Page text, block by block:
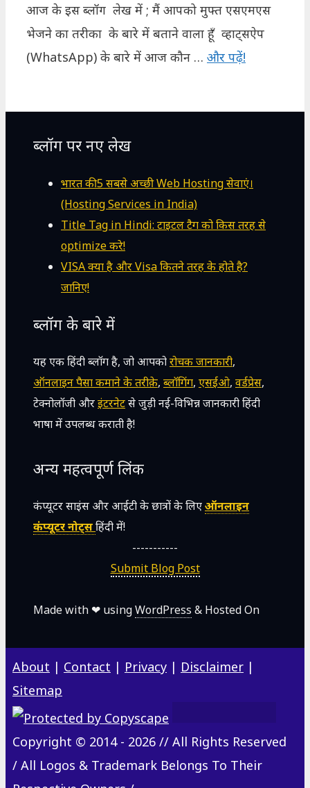
आज के इस ब्लॉग लेख में ; मैं आपको मुफ्त एसएमएस
भेजने का तरीका के बारे में बताने वाला हूँ व्हाट्सऐप
(WhatsApp) के बारे में आज कौन … और पढ़ें!
ब्लॉग पर नए लेख
भारत की 5 सबसे अच्छी Web Hosting सेवाएं।
(Hosting Services in India)
Title Tag in Hindi: टाइटल टैग को किस तरह से
optimize करे!
VISA क्या है और Visa कितने तरह के होते है?
जानिए!
ब्लॉग के बारे में
यह एक हिंदी ब्लॉग है, जो आपकोरोचक जानकारी,
ऑनलाइन पैसा कमाने के तरीक़े, ब्लॉगिंग, एसईओ, वर्डप्रेस,
टेक्नोलॉजी औरइंटरनेटसे जुड़ी नई-विभिन्न जानकारी हिंदी
भाषा में उपलब्ध कराती है!
अन्य महत्वपूर्ण लिंक
कंप्यूटर साइंस और आईटी के छात्रों के लिएऑनलाइन
कंप्यूटर नोट्सहिंदी में!
-----------
Submit Blog Post
Made with ❤ usingWordPress & Hosted On
About | Contact | Privacy | Disclaimer |
Sitemap
Copyright © 2014 - 2026 // All Rights Reserved
/ All Logos & Trademark Belongs To Their